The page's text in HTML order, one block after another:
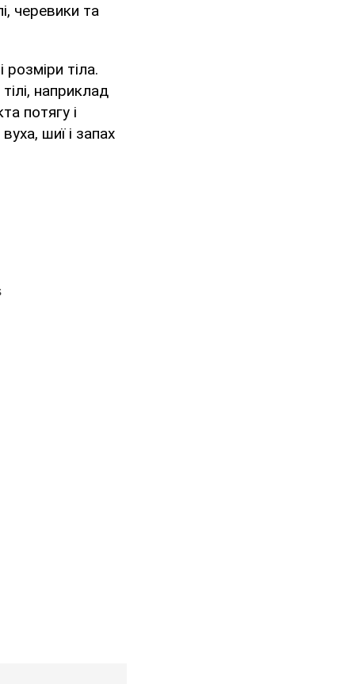
черевики та
розміри тіла.
наприклад
потягу і
шиї і запах